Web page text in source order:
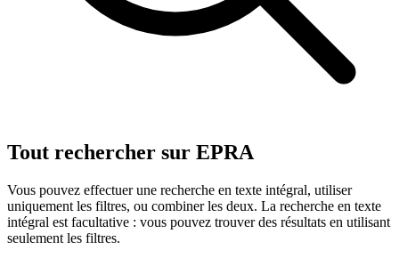
Tout rechercher sur EPRA
Vous pouvez effectuer une recherche en texte intégral, utiliser
uniquement les filtres, ou combiner les deux. La recherche en texte
intégral est facultative : vous pouvez trouver des résultats en utilisant
seulement les filtres.